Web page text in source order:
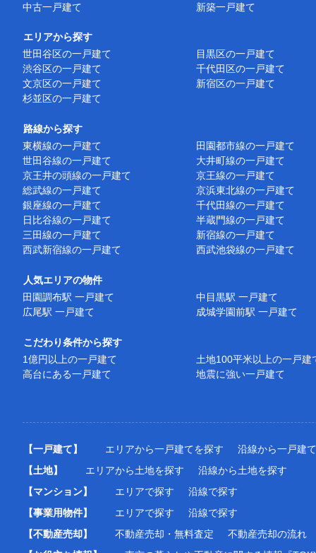
中古一戸建て 新築一戸建て
エリアから探す
世田谷区の一戸建て
目黒区の一戸建て
渋谷区の一戸建て
千代田区の一戸建て
文京区の一戸建て
新宿区の一戸建て
杉並区の一戸建て
路線から探す
東横線の一戸建て
田園都市線の一戸建て
世田谷線の一戸建て
大井町線の一戸建て
京王井の頭線の一戸建て
京王線の一戸建て
総武線の一戸建て
京浜東北線の一戸建て
銀座線の一戸建て
千代田線の一戸建て
日比谷線の一戸建て
半蔵門線の一戸建て
三田線の一戸建て
新宿線の一戸建て
西武新宿線の一戸建て
西武池袋線の一戸建て
人気エリアの物件
田園調布駅 一戸建て
中目黒駅 一戸建て
広尾駅 一戸建て
成城学園前駅 一戸建て
こだわり条件から探す
1億円以上の一戸建て
土地100平米以上の一戸建
高台にある一戸建て
地震に強い一戸建て
【一戸建て】 エリアから一戸建てを探す
沿線から一戸建
【土地】
エリアから土地を探す
沿線から土地を探す
【マンション】
エリアで探す
沿線で探す
【事業用物件】
エリアで探す
沿線で探す
【不動産売却】
不動産売却・無料査定
不動産売却の流れ